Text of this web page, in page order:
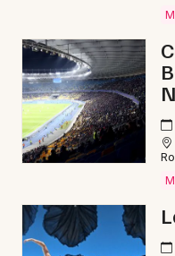
66 - Pyrénées-
Choisir mes